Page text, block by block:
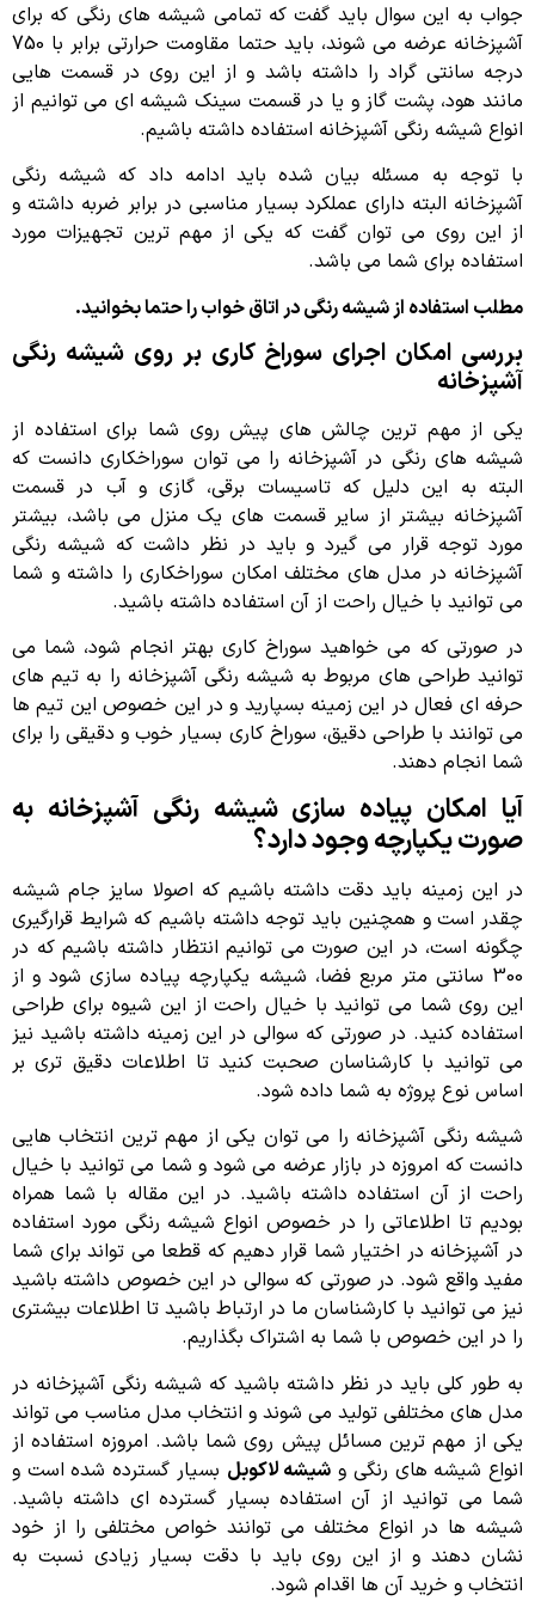
جواب به این سوال باید گفت که تمامی شیشه های رنگی که برای
آشپزخانه عرضه می شوند، باید حتما مقاومت حرارتی برابر با 750
درجه سانتی گراد را داشته باشد و از این روی در قسمت هایی
مانند هود، پشت گاز و یا در قسمت سینک شیشه ای می توانیم از
انواع شیشه رنگی آشپزخانه استفاده داشته باشیم.
با توجه به مسئله بیان شده باید ادامه داد که شیشه رنگی
آشپزخانه البته دارای عملکرد بسیار مناسبی در برابر ضربه داشته و
از این روی می توان گفت که یکی از مهم ترین تجهیزات مورد
استفاده برای شما می باشد.
مطلب استفاده از شیشه رنگی در اتاق خواب را حتما بخوانید.
بررسی امکان اجرای سوراخ کاری بر روی شیشه رنگی
آشپزخانه
یکی از مهم ترین چالش های پیش روی شما برای استفاده از
شیشه های رنگی در آشپزخانه را می توان سوراخکاری دانست که
البته به این دلیل که تاسیسات برقی، گازی و آب در قسمت
آشپزخانه بیشتر از سایر قسمت های یک منزل می باشد، بیشتر
مورد توجه قرار می گیرد و باید در نظر داشت که شیشه رنگی
آشپزخانه در مدل های مختلف امکان سوراخکاری را داشته و شما
می توانید با خیال راحت از آن استفاده داشته باشید.
در صورتی که می خواهید سوراخ کاری بهتر انجام شود، شما می
توانید طراحی های مربوط به شیشه رنگی آشپزخانه را به تیم های
حرفه ای فعال در این زمینه بسپارید و در این خصوص این تیم ها
می توانند با طراحی دقیق، سوراخ کاری بسیار خوب و دقیقی را برای
شما انجام دهند.
آیا امکان پیاده سازی شیشه رنگی آشپزخانه به
صورت یکپارچه وجود دارد؟
در این زمینه باید دقت داشته باشیم که اصولا سایز جام شیشه
چقدر است و همچنین باید توجه داشته باشیم که شرایط قرارگیری
چگونه است، در این صورت می توانیم انتظار داشته باشیم که در
300 سانتی متر مربع فضا، شیشه یکپارچه پیاده سازی شود و از
این روی شما می توانید با خیال راحت از این شیوه برای طراحی
استفاده کنید. در صورتی که سوالی در این زمینه داشته باشید نیز
می توانید با کارشناسان صحبت کنید تا اطلاعات دقیق تری بر
اساس نوع پروژه به شما داده شود.
شیشه رنگی آشپزخانه را می توان یکی از مهم ترین انتخاب هایی
دانست که امروزه در بازار عرضه می شود و شما می توانید با خیال
راحت از آن استفاده داشته باشید. در این مقاله با شما همراه
بودیم تا اطلاعاتی را در خصوص انواع شیشه رنگی مورد استفاده
در آشپزخانه در اختیار شما قرار دهیم که قطعا می تواند برای شما
مفید واقع شود. در صورتی که سوالی در این خصوص داشته باشید
نیز می توانید با کارشناسان ما در ارتباط باشید تا اطلاعات بیشتری
را در این خصوص با شما به اشتراک بگذاریم.
به طور کلی باید در نظر داشته باشید که شیشه رنگی آشپزخانه در
مدل های مختلفی تولید می شوند و انتخاب مدل مناسب می تواند
یکی از مهم ترین مسائل پیش روی شما باشد. امروزه استفاده از
انواع شیشه های رنگی و شیشه لاکوبل بسیار گسترده شده است و
شما می توانید از آن استفاده بسیار گسترده ای داشته باشید.
شیشه ها در انواع مختلف می توانند خواص مختلفی را از خود
نشان دهند و از این روی باید با دقت بسیار زیادی نسبت به
انتخاب و خرید آن ها اقدام شود.